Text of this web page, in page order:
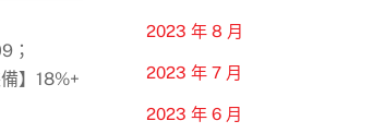
；
】18%+
2023 年 8 月
2023 年 7 月
2023 年 6 月